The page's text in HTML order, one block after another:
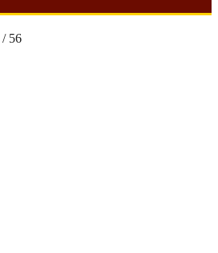
/ 56